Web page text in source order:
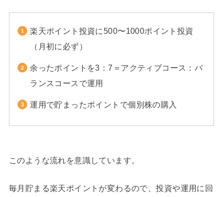
楽天ポイント投資に500〜1000ポイント投資
（月初に必ず）
余ったポイントを3：7＝アクティブコース：バ
ランスコースで運用
運用で貯まったポイントで個別株の購入
このような流れを意識しています。
毎月貯まる楽天ポイントが変わるので、投資や運用に回